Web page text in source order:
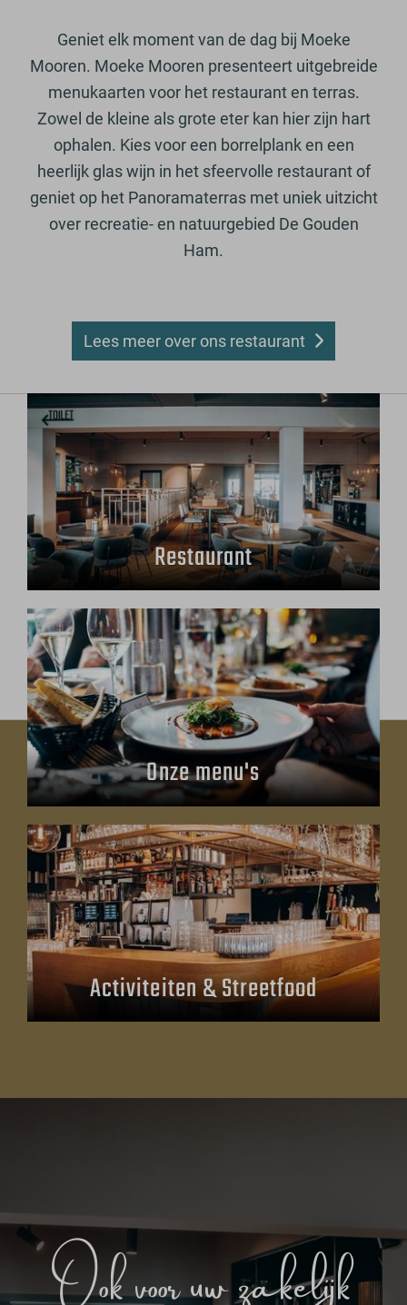
Geniet elk moment van de dag bij Moeke
Mooren. Moeke Mooren presenteert uitgebreide
menukaarten voor het restaurant en terras.
Zowel de kleine als grote eter kan hier zijn hart
ophalen. Kies voor een borrelplank en een
heerlijk glas wijn in het sfeervolle restaurant of
geniet op het Panoramaterras met uniek uitzicht
over recreatie- en natuurgebied De Gouden
Ham.
Lees meer over ons restaurant
Restaurant
Onze menu's
Activiteiten & Streetfood
Ook voor uw zakelijk